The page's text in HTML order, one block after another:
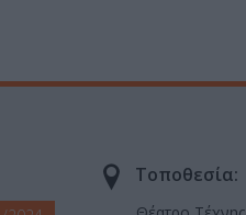
Τοποθεσία: